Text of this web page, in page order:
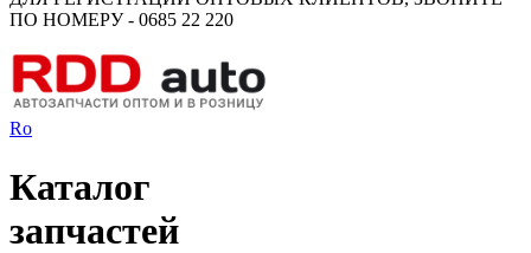
ПО НОМЕРУ - 0685 22 220
Ro
Каталог
запчастей